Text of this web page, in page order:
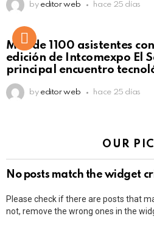
by editor web hace 25 días
Más de 1100 asistentes
edición de Intcomexpo El
principal encuentro
by editor web hace 25 días
OUR
No posts match the widget
Please check if there are posts that
not, remove the wrong ones in the